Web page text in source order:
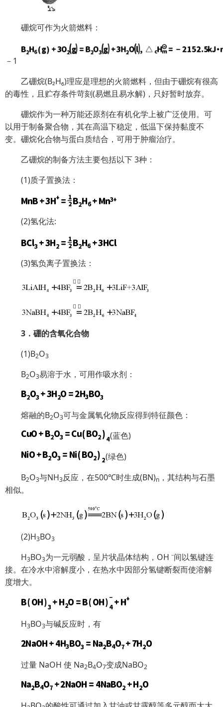
硼烷可作为火箭燃料：
－1
乙硼烷(B₂H₆)理应是理想的火箭燃料，但由于硼烷有很高
的毒性，且贮存条件苛刻(易燃且易水解)，只好暂时放弃。
硼烷作为一种万能还原剂在有机化学上被广泛使用。可
以用于制备聚合物，其在高温下稳定，低温下保持黏度不
变。硼烷化合物与蛋白质结合，可用于肿瘤治疗。
乙硼烷的制备方法主要包括以下 3种：
(1)质子置换法：
(2)氢化法:
(3)氢负离子置换法：
3．硼的含氧化合物
(1)B2O3
B2O3易溶于水，可用作吸水剂：
熔融的B2O3可与金属氧化物反应得到特征颜色：
(蓝色)
(绿色)
B2O3与NH3反应，在500℃时生成(BN)n ，其结构与石墨
相似。
(2)H3BO3
H3BO3为一元弱酸，呈片状晶体结构，OH ⁻间以氢键连
接。在冷水中溶解度小，在热水中因部分氢键断裂而使溶解
度增大。
H3BO3与碱反应时，有
过量 NaOH 使 Na2B4O7变成NaBO2